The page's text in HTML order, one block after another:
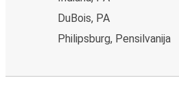
DuBois, PA
Philipsburg, Pensilvanija